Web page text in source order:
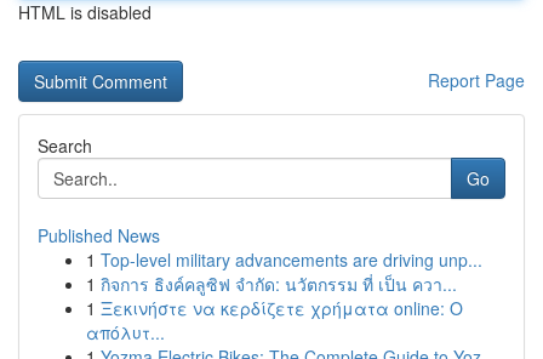
HTML is disabled
Report Page
Search
Go
Published News
1 Top-level military advancements are driving unp...
1 กิจการ ธิงค์คลูซิฟ จำกัด: นวัตกรรม ที่ เป็น ควา...
1 Ξεκινήστε να κερδίζετε χρήματα online: Ο
απόλυτ...